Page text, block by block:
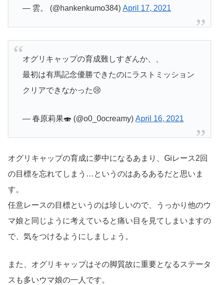
— 雲。 (@hankenkumo384) April 17, 2021
オグリキャップの育成難しすぎんか、、
最初は有馬記念優勝できたのにラストミッション
クリアできなかった😢
— 春原莉果🍣 (@o0_0ocreamy) April 16, 2021
オグリキャップの育成に夢中になるあまり、Giレース2回
の目標を忘れてしまう…というのはあるあるだと思いま
す。
任意レースの目標というのは珍しいので、うっかり他のウ
マ娘と同じように考えていると痛い目を見てしまいますの
で、気をつけるようにしましょう。
また、オグリキャップはその脚質故に重要となるステータ
スも多いウマ娘の一人です。